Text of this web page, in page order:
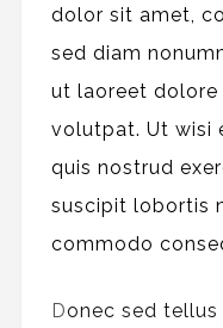
dolor sit amet,
sed diam
ut laoreet dolore
volutpat. Ut wisi
quis nostrud
suscipit lobortis
commodo
Donec sed